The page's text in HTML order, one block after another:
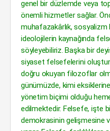
genel bir düzlemde veya
önemli hizmetler sağlar.
muhafazakârlık,
ideolojilerin kaynağında
söyleyebiliriz. Başka bir
siyaset felsefelerini
doğru okuyan filozoflar
günümüzde, kimi
yönetim biçimi olduğu
edilmektedir. Felsefe, işte
demokrasinin gelişmesine